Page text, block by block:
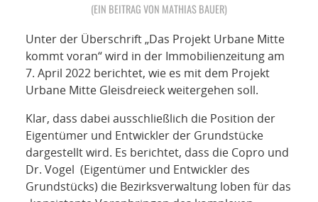
(EIN BEITRAG VON MATHIAS BAUER)
Unter der Überschrift „Das Projekt Urbane Mitte
kommt voran“ wird in der Immobilienzeitung am
7. April 2022 berichtet, wie es mit dem Projekt
Urbane Mitte Gleisdreieck weitergehen soll.
Klar, dass dabei ausschließlich die Position der
Eigentümer und Entwickler der Grundstücke
dargestellt wird. Es berichtet, dass die Copro und
Dr. Vogel (Eigentümer und Entwickler des
Grundstücks) die Bezirksverwaltung loben für das